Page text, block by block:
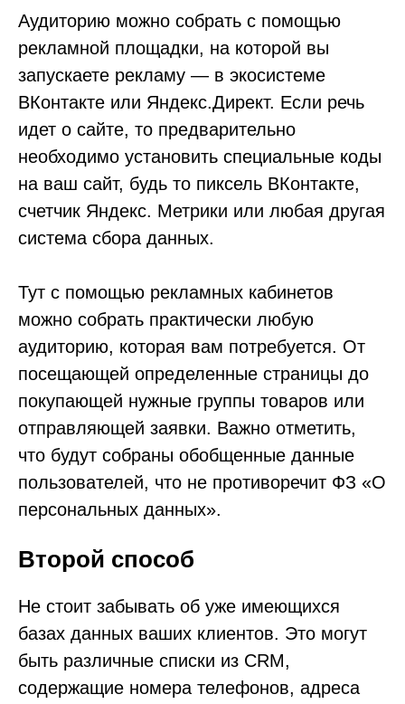
Аудиторию можно собрать с помощью
рекламной площадки, на которой вы
запускаете рекламу — в экосистеме
ВКонтакте или Яндекс.Директ. Если речь
идет о сайте, то предварительно
необходимо установить специальные коды
на ваш сайт, будь то пиксель ВКонтакте,
счетчик Яндекс. Метрики или любая другая
система сбора данных.
Тут с помощью рекламных кабинетов
можно собрать практически любую
аудиторию, которая вам потребуется. От
посещающей определенные страницы до
покупающей нужные группы товаров или
отправляющей заявки. Важно отметить,
что будут собраны обобщенные данные
пользователей, что не противоречит ФЗ «О
персональных данных».
Второй способ
Не стоит забывать об уже имеющихся
базах данных ваших клиентов. Это могут
быть различные списки из CRM,
содержащие номера телефонов, адреса